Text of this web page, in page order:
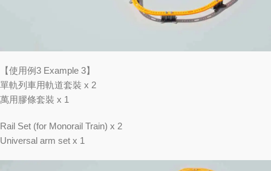
【使用例3 Example 3】
單軌列車用軌道套裝 x 2
萬用膠條套裝 x 1
Rail Set (for Monorail Train) x 2
Universal arm set x 1